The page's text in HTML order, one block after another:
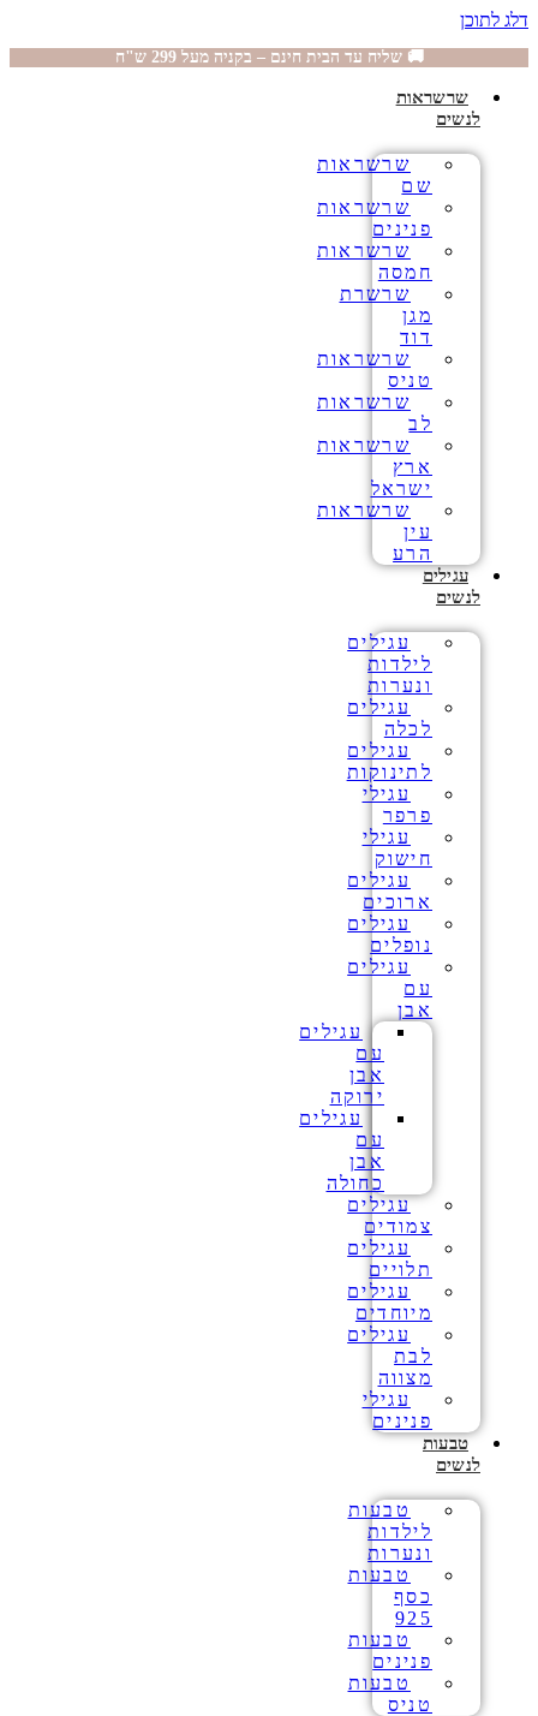
דלג לתוכן
🚚 שליח עד הבית חינם – בקניה מעל 299 ש"ח
שרשראות
לנשים
שרשראות
שם
שרשראות
פנינים
שרשראות
חמסה
שרשרת
מגן
דוד
שרשראות
טניס
שרשראות
לב
שרשראות
ארץ
ישראל
שרשראות
עין
הרע
עגילים
לנשים
עגילים
לילדות
ונערות
עגילים
לכלה
עגילים
לתינוקות
עגילי
פרפר
עגילי
חישוק
עגילים
ארוכים
עגילים
נופלים
עגילים
עם
אבן
עגילים
עם
אבן
ירוקה
עגילים
עם
אבן
כחולה
עגילים
צמודים
עגילים
תלויים
עגילים
מיוחדים
עגילים
לבת
מצווה
עגילי
פנינים
טבעות
לנשים
טבעות
לילדות
ונערות
טבעות
כסף
925
טבעות
פנינים
טבעות
טניס